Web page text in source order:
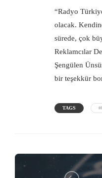
“Radyo
olacak.
sürede, çok
Reklamcılar
Şengülen
bir teşekkür
TAGS